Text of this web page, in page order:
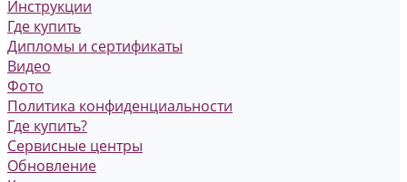
Инструкции
Где купить
Дипломы и сертификаты
Видео
Фото
Политика конфиденциальности
Где купить?
Сервисные центры
Обновление